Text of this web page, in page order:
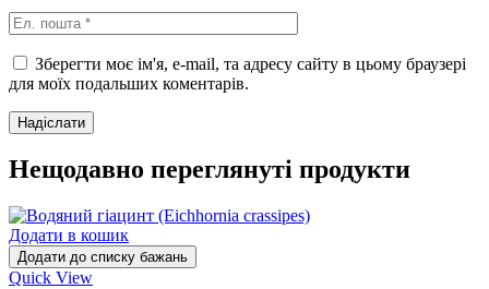
Зберегти моє ім'я, e-mail, та адресу сайту в цьому браузері
для моїх подальших коментарів.
Нещодавно переглянуті продукти
Додати в кошик
Додати до списку бажань
Quick View